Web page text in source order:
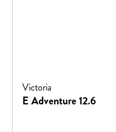
Victoria
E Adventure 12.6